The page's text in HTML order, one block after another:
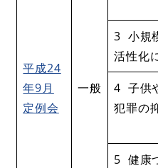
平成24
年9月
定例会
一般
3 小規
活性化
4 子供
犯罪の
5 健康